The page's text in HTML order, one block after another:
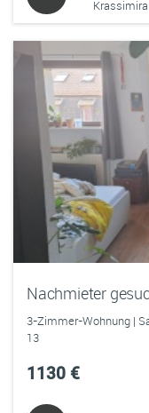
Nachmieter
3-Zimmer-Wohnung |
13
1130 €